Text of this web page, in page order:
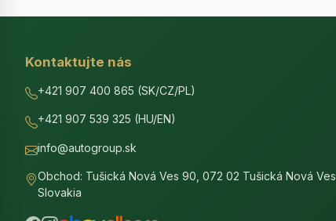
Kontaktujte nás
+421 907 400 865 (SK/CZ/PL)
+421 907 539 325 (HU/EN)
info@autogroup.sk
Obchod: Tušická Nová Ves 90, 072 02 Tušická Nová Ves,
Slovakia